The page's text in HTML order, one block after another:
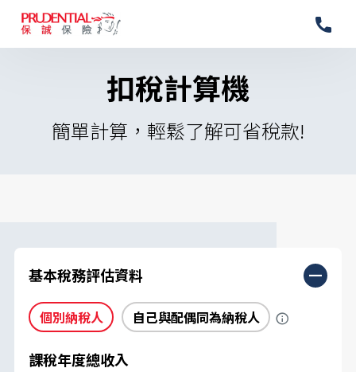
扣稅計算機
簡單計算，輕鬆了解可省稅款!
基本稅務評估資料
個別納稅人 自己與配偶同為納稅人
課稅年度總收入